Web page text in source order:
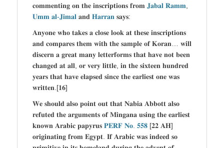
𝐜𝐨𝐦𝐦𝐞𝐧𝐭𝐢𝐧𝐠 𝐨𝐧 𝐭𝐡𝐞 𝐢𝐧𝐬𝐜𝐫𝐢𝐩𝐭𝐢𝐨𝐧𝐬 𝐟𝐫𝐨𝐦 𝐉𝐚𝐛𝐚𝐥 𝐑𝐚𝐦𝐦
𝐔𝐦𝐦 𝐚𝐥-𝐉𝐢𝐦𝐚𝐥 𝐚𝐧𝐝 𝐇𝐚𝐫𝐫𝐚𝐧 𝐬𝐚𝐲𝐬:
𝐀𝐧𝐲𝐨𝐧𝐞 𝐰𝐡𝐨 𝐭𝐚𝐤𝐞𝐬 𝐚 𝐜𝐥𝐨𝐬𝐞 𝐥𝐨𝐨𝐤 𝐚𝐭 𝐭𝐡𝐞𝐬𝐞 𝐢𝐧𝐬𝐜𝐫𝐢𝐩𝐭𝐢𝐨𝐧𝐬
𝐚𝐧𝐝 𝐜𝐨𝐦𝐩𝐚𝐫𝐞𝐬 𝐭𝐡𝐞𝐦 𝐰𝐢𝐭𝐡 𝐭𝐡𝐞 𝐬𝐚𝐦𝐩𝐥𝐞 𝐨𝐟 𝐊𝐨𝐫𝐚𝐧… 𝐰𝐢𝐥𝐥
𝐝𝐢𝐬𝐜𝐞𝐫𝐧 𝐚 𝐠𝐫𝐞𝐚𝐭 𝐦𝐚𝐧𝐲 𝐥𝐞𝐭𝐭𝐞𝐫𝐟𝐨𝐫𝐦𝐬 𝐭𝐡𝐚𝐭 𝐡𝐚𝐯𝐞 𝐧𝐨𝐭 𝐛𝐞𝐞𝐧
𝐜𝐡𝐚𝐧𝐠𝐞𝐝 𝐚𝐭 𝐚𝐥𝐥, 𝐨𝐫 𝐯𝐞𝐫𝐲 𝐥𝐢𝐭𝐭𝐥𝐞, 𝐢𝐧 𝐭𝐡𝐞 𝐬𝐢𝐱𝐭𝐞𝐞𝐧 𝐡𝐮𝐧𝐝𝐫𝐞𝐝
𝐲𝐞𝐚𝐫𝐬 𝐭𝐡𝐚𝐭 𝐡𝐚𝐯𝐞 𝐞𝐥𝐚𝐩𝐬𝐞𝐝 𝐬𝐢𝐧𝐜𝐞 𝐭𝐡𝐞 𝐞𝐚𝐫𝐥𝐢𝐞𝐬𝐭 𝐨𝐧𝐞 𝐰𝐚𝐬
𝐰𝐫𝐢𝐭𝐭𝐞𝐧.[𝟏𝟔]
𝐖𝐞 𝐬𝐡𝐨𝐮𝐥𝐝 𝐚𝐥𝐬𝐨 𝐩𝐨𝐢𝐧𝐭 𝐨𝐮𝐭 𝐭𝐡𝐚𝐭 𝐍𝐚𝐛𝐢𝐚 𝐀𝐛𝐛𝐨𝐭𝐭 𝐚𝐥𝐬𝐨
𝐫𝐞𝐟𝐮𝐭𝐞𝐝 𝐭𝐡𝐞 𝐚𝐫𝐠𝐮𝐦𝐞𝐧𝐭𝐬 𝐨𝐟 𝐌𝐢𝐧𝐠𝐚𝐧𝐚 𝐮𝐬𝐢𝐧𝐠 𝐭𝐡𝐞 𝐞𝐚𝐫𝐥𝐢𝐞𝐬𝐭
𝐤𝐧𝐨𝐰𝐧 𝐀𝐫𝐚𝐛𝐢𝐜 𝐩𝐚𝐩𝐲𝐫𝐮𝐬 𝐏𝐄𝐑𝐅 𝐍𝐨. 𝟓𝟓𝟖 [𝟐𝟐 𝐀𝐇]
𝐨𝐫𝐢𝐠𝐢𝐧𝐚𝐭𝐢𝐧𝐠 𝐟𝐫𝐨𝐦 𝐄𝐠𝐲𝐩𝐭. 𝐈𝐟 𝐀𝐫𝐚𝐛𝐢𝐜 𝐰𝐚𝐬 𝐢𝐧𝐝𝐞𝐞𝐝 𝐬𝐨